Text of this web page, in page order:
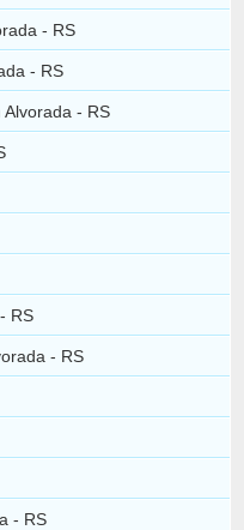
- RS
- RS
- RS
RS
- RS
- RS